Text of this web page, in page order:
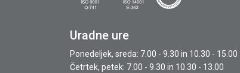
Uradne ure
Ponedeljek, sreda: 7.00 - 9.30 in 10.30 - 15.00
Četrtek, petek: 7.00 - 9.30 in 10.30 - 13.00